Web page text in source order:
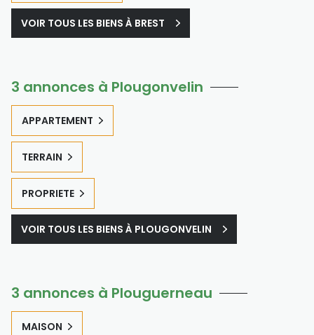
VOIR TOUS LES BIENS À BREST
3 annonces à Plougonvelin
APPARTEMENT
TERRAIN
PROPRIETE
VOIR TOUS LES BIENS À PLOUGONVELIN
3 annonces à Plouguerneau
MAISON